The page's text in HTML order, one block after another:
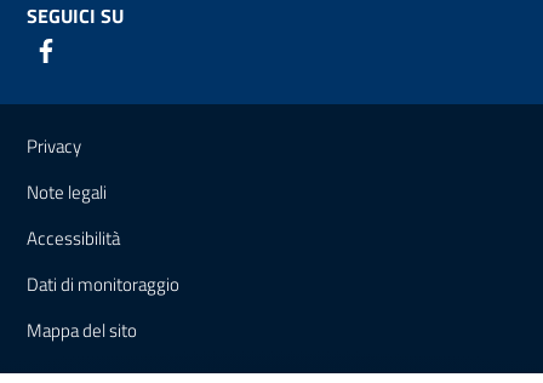
SEGUICI SU
Link e informazioni utili
Privacy
Note legali
Accessibilità
Dati di monitoraggio
Mappa del sito